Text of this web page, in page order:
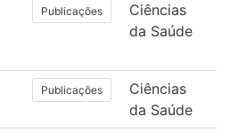
Publicações
Ciências
da Saúde
Publicações
Ciências
da Saúde